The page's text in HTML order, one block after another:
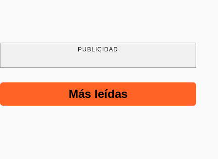
PUBLICIDAD
Más leídas